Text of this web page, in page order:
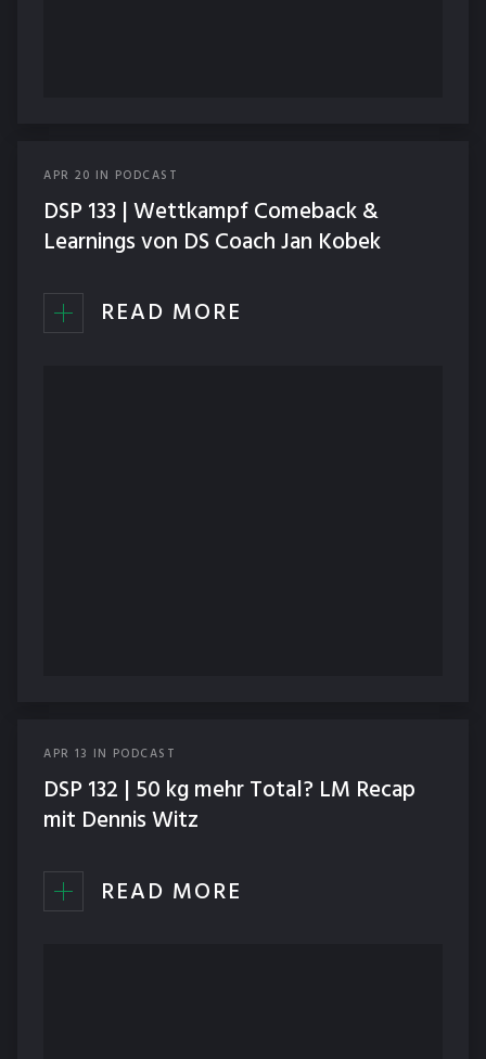
APR 20 IN PODCAST
DSP 133 | Wettkampf Comeback &
Learnings von DS Coach Jan Kobek
READ MORE
APR 13 IN PODCAST
DSP 132 | 50 kg mehr Total? LM Recap
mit Dennis Witz
READ MORE